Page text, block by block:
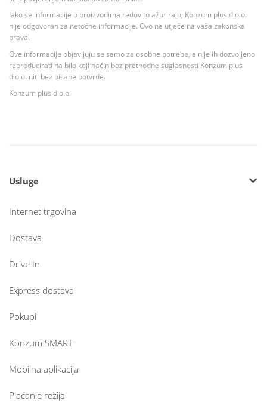
Iako se informacije o proizvodima redovito ažuriraju, Konzum plus d.o.o.
nije odgovoran za netočne informacije. Ovo ne utječe na vaša zakonska
prava.
Ove informacije objavljuju se samo za osobne potrebe, a nije ih dozvoljeno
reproducirati na bilo koji način bez prethodne suglasnosti Konzum plus
d.o.o. niti bez pisane potvrde.
Konzum plus d.o.o.
Usluge
Internet trgovina
Dostava
Drive In
Express dostava
Pokupi
Konzum SMART
Mobilna aplikacija
Plaćanje režija